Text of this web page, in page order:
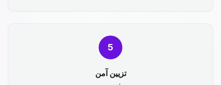
5
تزيين آمن